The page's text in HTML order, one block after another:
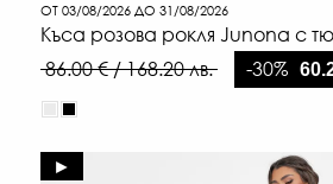
ОТ 03/08/2026 ДО 31/08/2026
Къса розова рокля Junona с
86.00 € / 168.20 лв.
-30%
►